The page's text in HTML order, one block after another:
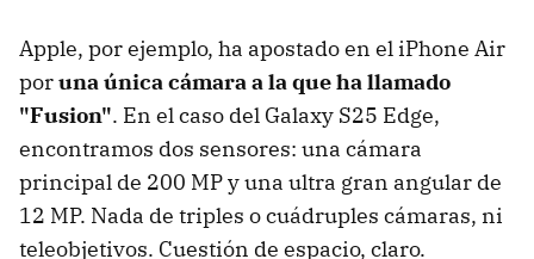
Apple, por ejemplo, ha apostado en el iPhone Air
poruna única cámara a la que ha llamado
"Fusion". En el caso del Galaxy S25 Edge,
encontramos dos sensores: una cámara
principal de 200 MP y una ultra gran angular de
12 MP. Nada de triples o cuádruples cámaras, ni
teleobjetivos. Cuestión de espacio, claro.